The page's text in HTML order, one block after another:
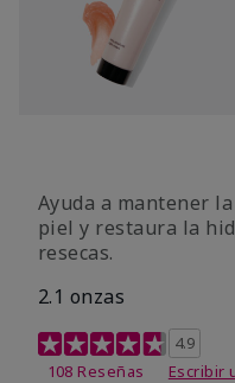
Ayuda a mantener
piel y restaura la
resecas.
2.1 onzas
Calificación de clientes
4.9
108 Reseñas
Escribir